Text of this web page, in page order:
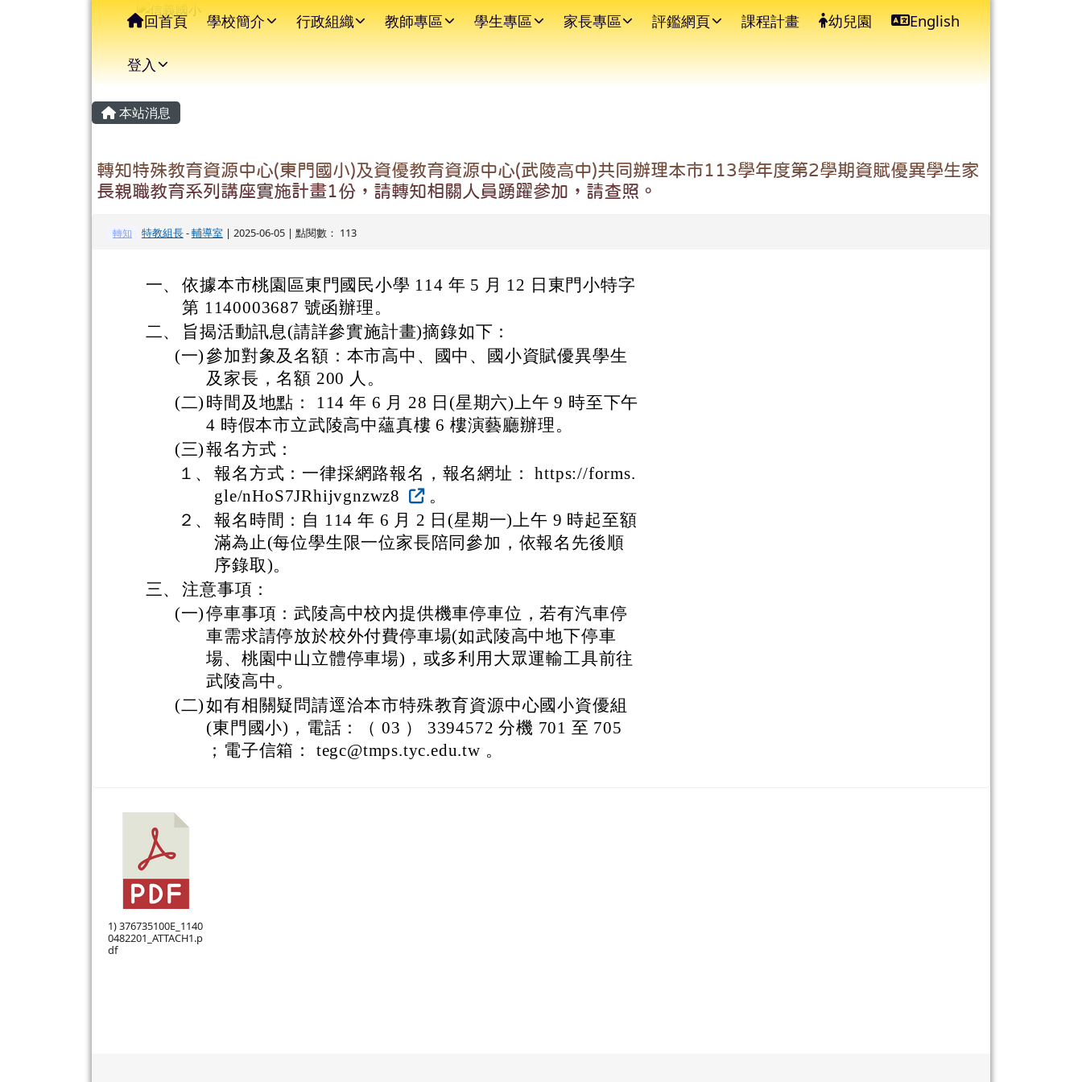
信義國小 ⏸
導覽列
回首頁 學校簡介 行政組織 教師專區 學生專區 家長專區 評鑑網頁 課程計畫 幼兒園 English
登入
主內容區域
本站消息
轉知特殊教育資源中心(東門國小)及資優教育資源中心(武陵高中)共同辦理本市113學年度第2學期資賦優異學生家
長親職教育系列講座實施計畫1份，請轉知相關人員踴躍參加，請查照。
轉知 特教組長-輔導室 | 2025-06-05 | 點閱數： 113
一、 依據本市桃園區東門國民小學 114 年 5 月 12 日東門小特字
第 1140003687 號函辦理。
二、
旨揭活動訊息(請詳參實施計畫)摘錄如下：
(一)參加對象及名額：本市高中、國中、國小資賦優異學生
及家長，名額 200 人。
(二) 時間及地點： 114 年 6 月 28 日(星期六)上午 9 時至下午
4 時假本市立武陵高中蘊真樓 6 樓演藝廳辦理。
(三)報名方式：
１、 報名方式：一律採網路報名，報名網址： https://forms.
gle/nHoS7JRhijvgnzwz8
。
２、 報名時間：自 114 年 6 月 2 日(星期一)上午 9 時起至額
滿為止(每位學生限一位家長陪同參加，依報名先後順
序錄取)。
三、 注意事項：
(一)停車事項：武陵高中校內提供機車停車位，若有汽車停
車需求請停放於校外付費停車場(如武陵高中地下停車
場、桃園中山立體停車場)，或多利用大眾運輸工具前往
武陵高中。
(二)如有相關疑問請逕洽本市特殊教育資源中心國小資優組
(東門國小)，電話：（ 03 ） 3394572 分機 701 至 705
；電子信箱： tegc@tmps.tyc.edu.tw 。
1) 376735100E_1140
0482201_ATTACH1.p
df
頁尾區域